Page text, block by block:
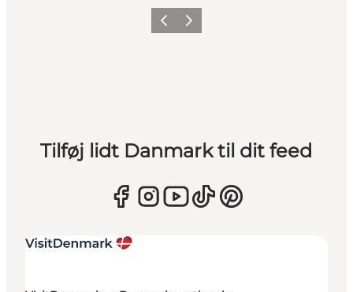
ForrigeNæste
Tilføj lidt Danmark til dit feed